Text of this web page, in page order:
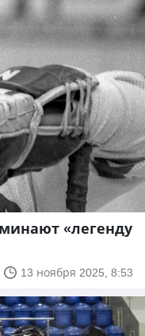
«легенду
13 ноября 2025, 8:53